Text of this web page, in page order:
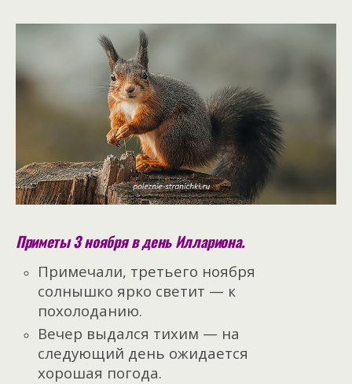
Приметы 3 ноября в день Иллариона.
Примечали, третьего ноября
солнышко ярко светит — к
похолоданию.
Вечер выдался тихим — на
следующий день ожидается
хорошая погода.